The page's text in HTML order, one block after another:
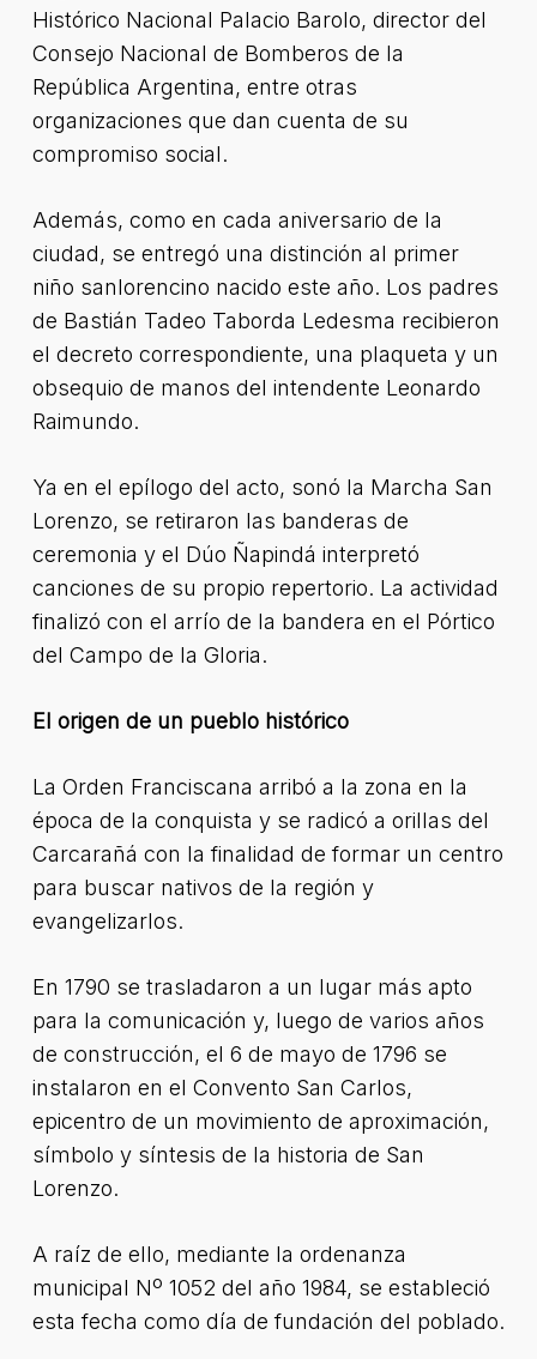
Histórico Nacional Palacio Barolo, director del
Consejo Nacional de Bomberos de la
República Argentina, entre otras
organizaciones que dan cuenta de su
compromiso social.
Además, como en cada aniversario de la
ciudad, se entregó una distinción al primer
niño sanlorencino nacido este año. Los padres
de Bastián Tadeo Taborda Ledesma recibieron
el decreto correspondiente, una plaqueta y un
obsequio de manos del intendente Leonardo
Raimundo.
Ya en el epílogo del acto, sonó la Marcha San
Lorenzo, se retiraron las banderas de
ceremonia y el Dúo Ñapindá interpretó
canciones de su propio repertorio. La actividad
finalizó con el arrío de la bandera en el Pórtico
del Campo de la Gloria.
El origen de un pueblo histórico
La Orden Franciscana arribó a la zona en la
época de la conquista y se radicó a orillas del
Carcarañá con la finalidad de formar un centro
para buscar nativos de la región y
evangelizarlos.
En 1790 se trasladaron a un lugar más apto
para la comunicación y, luego de varios años
de construcción, el 6 de mayo de 1796 se
instalaron en el Convento San Carlos,
epicentro de un movimiento de aproximación,
símbolo y síntesis de la historia de San
Lorenzo.
A raíz de ello, mediante la ordenanza
municipal Nº 1052 del año 1984, se estableció
esta fecha como día de fundación del poblado.